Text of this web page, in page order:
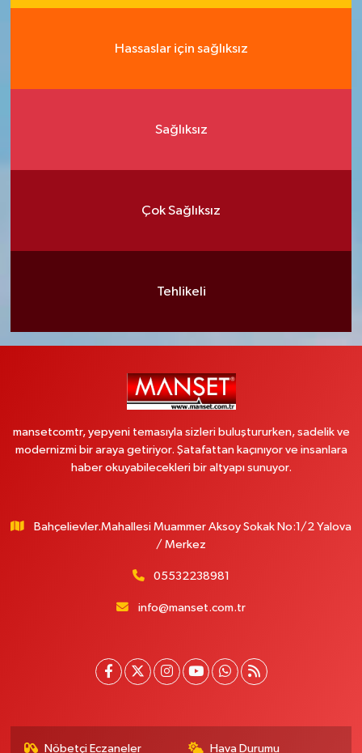
Hassaslar için sağlıksız
Sağlıksız
Çok Sağlıksız
Tehlikeli
mansetcomtr, yepyeni temasıyla sizleri buluştururken, sadelik ve
modernizmi bir araya getiriyor. Şatafattan kaçınıyor ve insanlara
haber okuyabilecekleri bir altyapı sunuyor.
Bahçelievler.Mahallesi Muammer Aksoy Sokak No:1/2 Yalova
/ Merkez
05532238981
info@manset.com.tr
Nöbetçi Eczaneler Hava Durumu